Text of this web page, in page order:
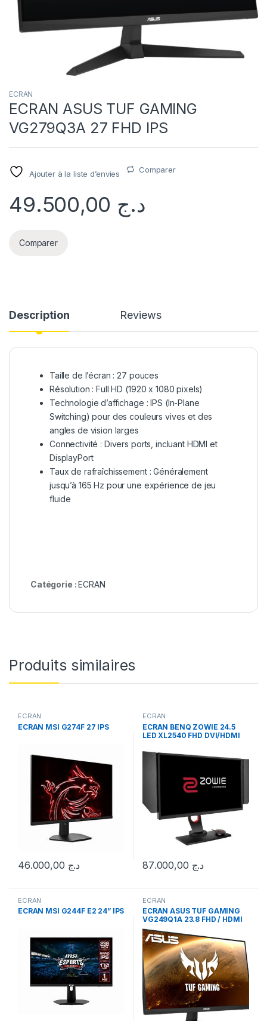
ECRAN
ECRAN ASUS TUF GAMING
VG279Q3A 27 FHD IPS
Ajouter à la liste d’envies Comparer
د.ج
Comparer
Description Reviews
Taille de l’écran : 27 pouces
Résolution : Full HD (1920 x 1080 pixels)
Technologie d’affichage : IPS (In-Plane
Switching) pour des couleurs vives et des
angles de vision larges
Connectivité : Divers ports, incluant HDMI et
DisplayPort
Taux de rafraîchissement : Généralement
jusqu’à 165 Hz pour une expérience de jeu
fluide
Catégorie :ECRAN
Produits similaires
ECRAN
ECRAN MSI G274F 27 IPS
د.ج
ECRAN
ECRAN BENQ ZOWIE 24.5
LED XL2540 FHD DVI/HDMI
د.ج
ECRAN
ECRAN MSI G244F E2 24” IPS
ECRAN
ECRAN ASUS TUF GAMING
VG249Q1A 23.8 FHD / HDMI
1MS 165 HZ